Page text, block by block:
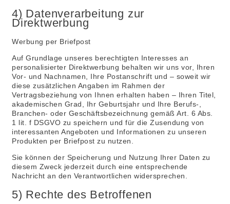
4) Datenverarbeitung zur
Direktwerbung
Werbung per Briefpost
Auf Grundlage unseres berechtigten Interesses an
personalisierter Direktwerbung behalten wir uns vor, Ihren
Vor- und Nachnamen, Ihre Postanschrift und – soweit wir
diese zusätzlichen Angaben im Rahmen der
Vertragsbeziehung von Ihnen erhalten haben – Ihren Titel,
akademischen Grad, Ihr Geburtsjahr und Ihre Berufs-,
Branchen- oder Geschäftsbezeichnung gemäß Art. 6 Abs.
1 lit. f DSGVO zu speichern und für die Zusendung von
interessanten Angeboten und Informationen zu unseren
Produkten per Briefpost zu nutzen.
Sie können der Speicherung und Nutzung Ihrer Daten zu
diesem Zweck jederzeit durch eine entsprechende
Nachricht an den Verantwortlichen widersprechen.
5) Rechte des Betroffenen